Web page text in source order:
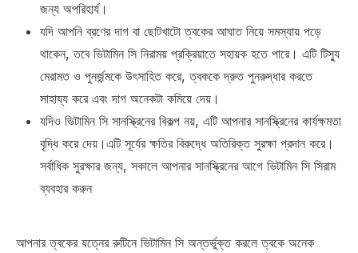
জন্য অপরিহার্য।
যদি আপনি ব্রণের দাগ বা ছোটখাটো ত্বকের আঘাত নিয়ে সমস্যায় পড়ে
থাকেন, তবে ভিটামিন সি নিরাময় প্রক্রিয়াতে সহায়ক হতে পারে। এটি টিস্যু
মেরামত ও পুনর্জন্মকে উৎসাহিত করে, ত্বককে দ্রুত পুনরুদ্ধার করতে
সাহায্য করে এবং দাগ অনেকটা কমিয়ে দেয়।
যদিও ভিটামিন সি সানস্ক্রিনের বিকল্প নয়, এটি আপনার সানস্ক্রিনের কার্যক্ষমতা
বৃদ্ধি করে দেয়।এটি সূর্যের ক্ষতির বিরুদ্ধে অতিরিক্ত সুরক্ষা প্রদান করে।
সর্বাধিক সুরক্ষার জন্য, সকালে আপনার সানস্ক্রিনের আগে ভিটামিন সি সিরাম
ব্যবহার করুন
আপনার ত্বকের যত্নের রুটিনে ভিটামিন সি অন্তর্ভুক্ত করলে ত্বকে অনেক